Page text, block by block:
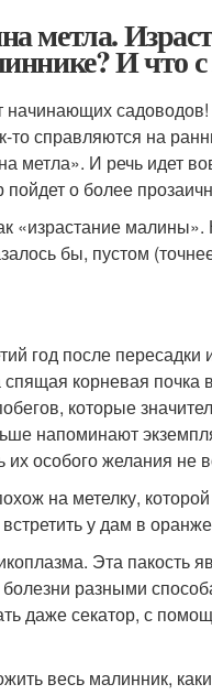
метла.
И что с
садоводов!
то справляются на
метла». И речь идет
пойдет о более
«израстание
бы, пустом
год после
корневая почка
которые
напоминают
особого желания не
на метелку,
у дам в
Эта пакость
болезни разными
даже секатор, с
весь малинник,